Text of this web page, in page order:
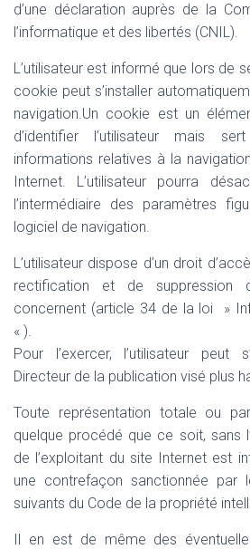
d’une déclaration auprès de la
l’informatique et des libertés (CNIL).
L’utilisateur est informé que lors de
cookie peut s’installer
navigation.Un cookie est un
d’identifier l’utilisateur mais
informations relatives à la
Internet. L’utilisateur pourra
l’intermédiaire des paramètres
logiciel de navigation.
L’utilisateur dispose d’un droit
rectification et de suppression
concernent (article 34 de la loi »
« ).
Pour l’exercer, l’utilisateur peut
Directeur de la publication visé plus
Toute représentation totale ou
quelque procédé que ce soit, sans
de l’exploitant du site Internet est
une contrefaçon sanctionnée
suivants du Code de la propriété
Il en est de même des